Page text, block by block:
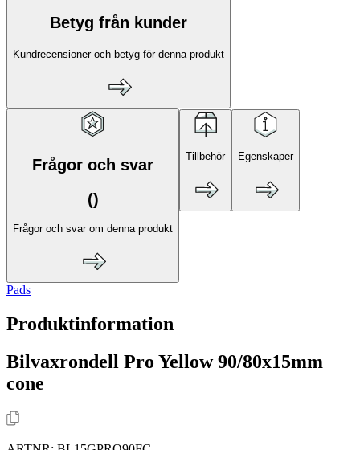
Betyg från kunder
Kundrecensioner och betyg för denna produkt
Frågor och svar
()
Frågor och svar om denna produkt
Tillbehör Egenskaper
Pads
Produktinformation
Bilvaxrondell Pro Yellow 90/80x15mm
cone